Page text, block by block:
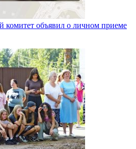
комитет объявил о личном приеме